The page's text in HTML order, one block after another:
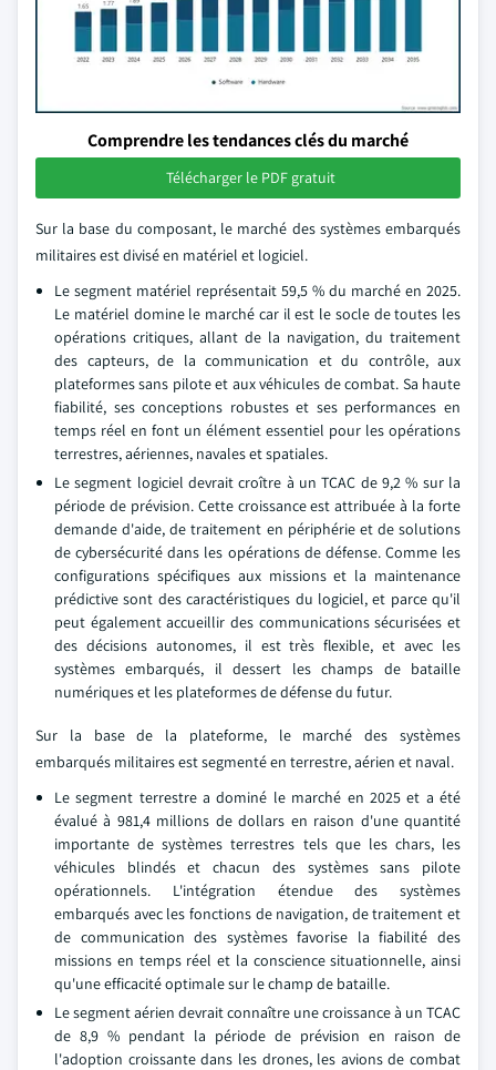
Comprendre les tendances clés du marché
Télécharger le PDF gratuit
Sur la base du composant, le marché des systèmes embarqués
militaires est divisé en matériel et logiciel.
Le segment matériel représentait 59,5 % du marché en 2025.
Le matériel domine le marché car il est le socle de toutes les
opérations critiques, allant de la navigation, du traitement
des capteurs, de la communication et du contrôle, aux
plateformes sans pilote et aux véhicules de combat. Sa haute
fiabilité, ses conceptions robustes et ses performances en
temps réel en font un élément essentiel pour les opérations
terrestres, aériennes, navales et spatiales.
Le segment logiciel devrait croître à un TCAC de 9,2 % sur la
période de prévision. Cette croissance est attribuée à la forte
demande d'aide, de traitement en périphérie et de solutions
de cybersécurité dans les opérations de défense. Comme les
configurations spécifiques aux missions et la maintenance
prédictive sont des caractéristiques du logiciel, et parce qu'il
peut également accueillir des communications sécurisées et
des décisions autonomes, il est très flexible, et avec les
systèmes embarqués, il dessert les champs de bataille
numériques et les plateformes de défense du futur.
Sur la base de la plateforme, le marché des systèmes
embarqués militaires est segmenté en terrestre, aérien et naval.
Le segment terrestre a dominé le marché en 2025 et a été
évalué à 981,4 millions de dollars en raison d'une quantité
importante de systèmes terrestres tels que les chars, les
véhicules blindés et chacun des systèmes sans pilote
opérationnels. L'intégration étendue des systèmes
embarqués avec les fonctions de navigation, de traitement et
de communication des systèmes favorise la fiabilité des
missions en temps réel et la conscience situationnelle, ainsi
qu'une efficacité optimale sur le champ de bataille.
Le segment aérien devrait connaître une croissance à un TCAC
de 8,9 % pendant la période de prévision en raison de
l'adoption croissante dans les drones, les avions de combat